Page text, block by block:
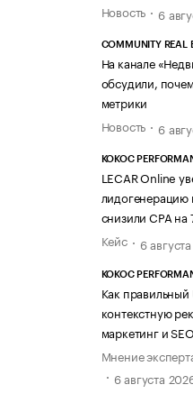
Новость
6
COMMUNITY REAL
На канале
обсудили,
метрики
Новость
6
KOKOC
LECAR Online
лидогенерацию
снизили CPA на
Кейс
6
KOKOC
Как правильный
контекстную
маркетинг и SEO
Мнение
6 августа